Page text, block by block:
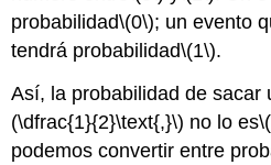
probabilidad\(0\); un evento
tendrá probabilidad\(1\).
Así, la probabilidad de sacar
(\dfrac{1}{2}\text{,}\) no lo es
podemos convertir entre